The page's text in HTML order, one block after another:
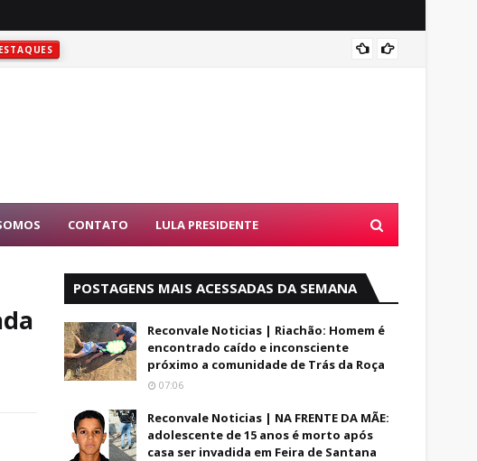
CONTATO LULA PRESIDENTE
POSTAGENS MAIS ACESSADAS DA SEMANA
Reconvale Noticias | Riachão: Homem é
encontrado caído e inconsciente
próximo a comunidade de Trás da Roça
07:06
Reconvale Noticias | NA FRENTE DA MÃE:
adolescente de 15 anos é morto após
casa ser invadida em Feira de Santana